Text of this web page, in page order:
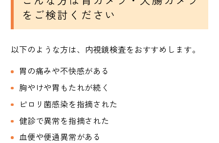
をご検討ください
以下のような方は、内視鏡検査をおすすめします。
胃の痛みや不快感がある
胸やけや胃もたれが続く
ピロリ菌感染を指摘された
健診で異常を指摘された
血便や便通異常がある